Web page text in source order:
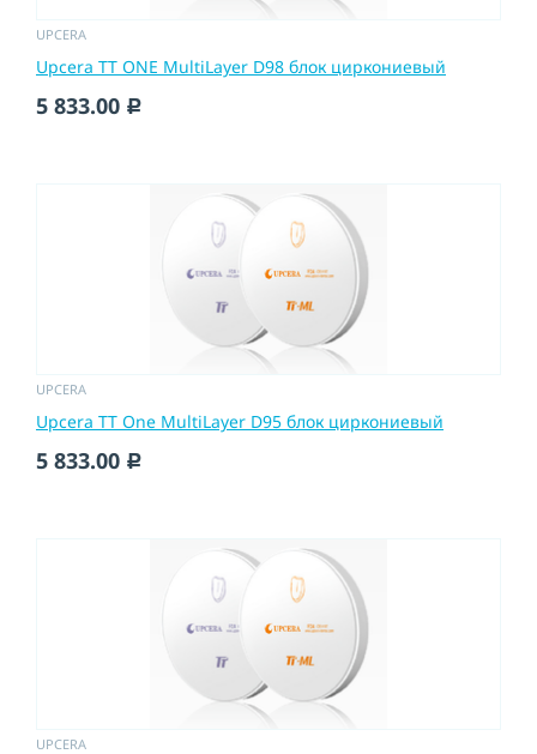
UPCERA
Upcera TT ONE MultiLayer D98 блок циркониевый
5 833.00 c
UPCERA
Upcera TT One MultiLayer D95 блок циркониевый
5 833.00 c
UPCERA